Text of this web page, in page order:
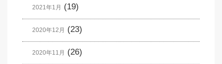
2021年1月 (19)
2020年12月 (23)
2020年11月 (26)